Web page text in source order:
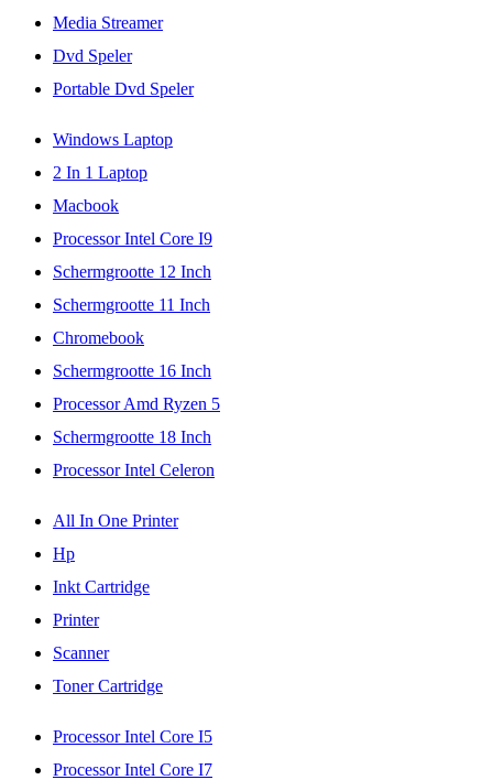
Media Streamer
Dvd Speler
Portable Dvd Speler
Windows Laptop
2 In 1 Laptop
Macbook
Processor Intel Core I9
Schermgrootte 12 Inch
Schermgrootte 11 Inch
Chromebook
Schermgrootte 16 Inch
Processor Amd Ryzen 5
Schermgrootte 18 Inch
Processor Intel Celeron
All In One Printer
Hp
Inkt Cartridge
Printer
Scanner
Toner Cartridge
Processor Intel Core I5
Processor Intel Core I7